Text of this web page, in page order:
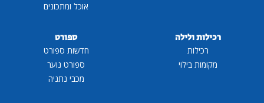
אוכל ומתכונים
רכילות ולילה
רכילות
מקומות בילוי
ספורט
חדשות ספורט
ספורט נוער
מכבי נתניה